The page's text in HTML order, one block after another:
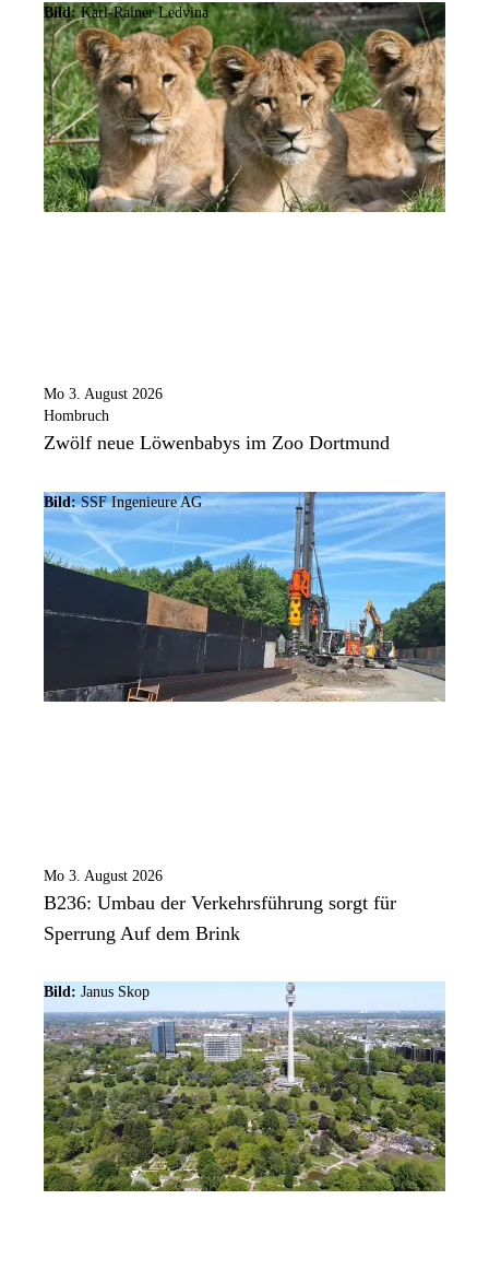
Bild: Karl-Rainer Ledvina
Mo 3. August 2026
Hombruch
Zwölf neue Löwenbabys im Zoo Dortmund
Bild: SSF Ingenieure AG
Mo 3. August 2026
B236: Umbau der Verkehrsführung sorgt für
Sperrung Auf dem Brink
Bild: Janus Skop